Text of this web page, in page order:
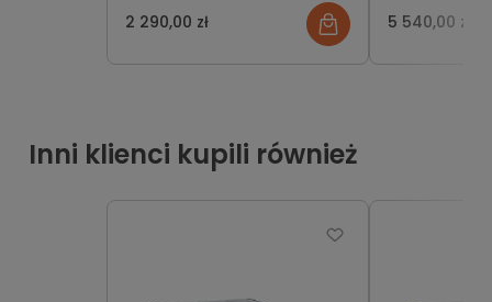
2 290,00 zł
5 540,00 zł
Inni klienci kupili również